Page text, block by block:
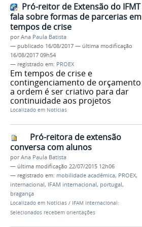
Pró-reitor de Extensão do IFMT
fala sobre formas de parcerias em
tempos de crise
porAna Paula Batista
— publicado 16/08/2017 — última modificação
16/08/2017 09h54
— registrado em: PROEX
Em tempos de crise e
contingenciamento de orçamento
a ordem é ser criativo para dar
continuidade aos projetos
Localizado em Notícias
Pró-reitora de extensão
conversa com alunos
porAna Paula Batista
— última modificação 22/07/2015 12h06
— registrado em: mobilidade acadêmica, PROEX,
internacional, IFAM internacional, portugal,
bragança
Localizado em Notícias / IFAM Internacional:
Selecionados recebem orientações